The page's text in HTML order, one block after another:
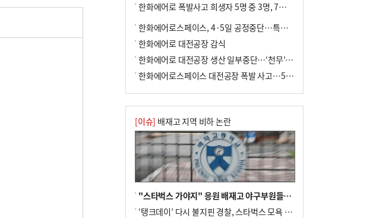
한화에어로 폭발사고 희생자 5명 중 3명, 7일 영면
한화에어로스페이스, 4·5일 공정중단…특별 안전점검
한화에어로 대전공장 감식
한화에어로 대전공장 생산 일부중단…‘천무’ 수출 비상
한화에어로스페이스 대전공장 폭발 사고…5명 사망·2명 부상(종합)
[이슈] 배재고 지역 비하 논란
"스타벅스 가야지" 응원 배재고 야구부원들, 학교서 징계 처분
‘탱크데이’ 다시 불지핀 경찰, 스타벅스 모욕 혐의 압수수색